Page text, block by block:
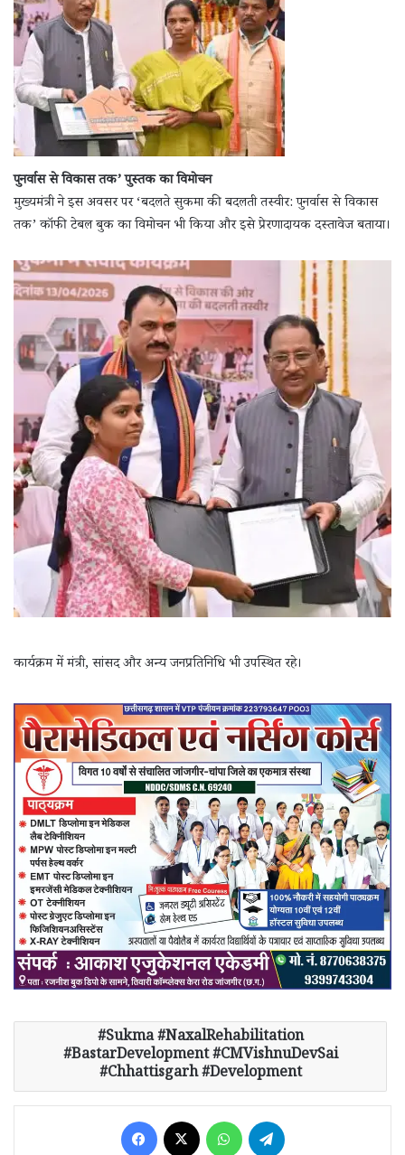
पुनर्वास से विकास तक’ पुस्तक का विमोचन
मुख्यमंत्री ने इस अवसर पर ‘बदलते सुकमा की बदलती तस्वीर: पुनर्वास से विकास
तक’ कॉफी टेबल बुक का विमोचन भी किया और इसे प्रेरणादायक दस्तावेज बताया।
कार्यक्रम में मंत्री, सांसद और अन्य जनप्रतिनिधि भी उपस्थित रहे।
Sukma #NaxalRehabilitation
#BastarDevelopment #CMVishnuDevSai
#Chhattisgarh #Development
Facebook WhatsApp